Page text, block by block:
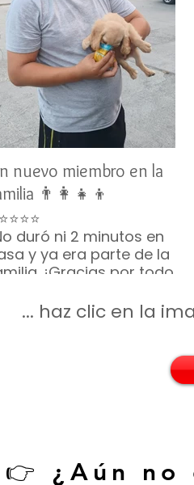
nuevo miembro en la
👨‍👩‍👧‍👦
duró ni 2 minutos en
y ya era parte de la
¡Gracias por todo
... haz clic en la
👉 ¿Aún no